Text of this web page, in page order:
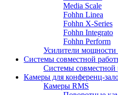
Media Scale
Fohhn Linea
Fohhn X-Series
Fohhn Integrato
Fohhn Perform
Усилители мощности
Системы совместной
Системы совместной
Камеры для конференц-
Камеры RMS